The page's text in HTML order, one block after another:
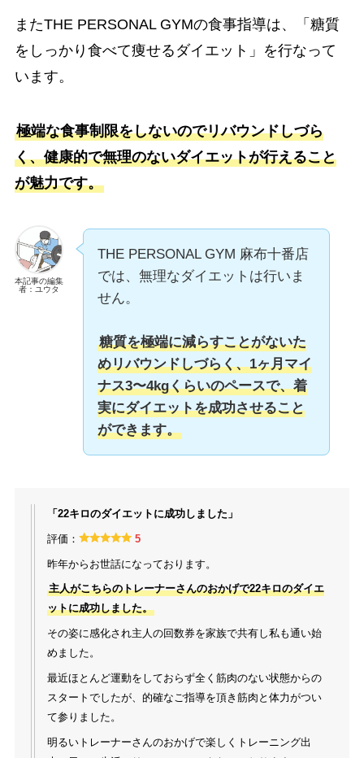
またTHE PERSONAL GYMの食事指導は、「糖質
をしっかり食べて痩せるダイエット」を行なって
います。
極端な食事制限をしないのでリバウンドしづら
く、健康的で無理のないダイエットが行えること
が魅力です。
本記事の編集
者：ユウタ
THE PERSONAL GYM 麻布十番店
では、無理なダイエットは行いま
せん。
糖質を極端に減らすことがないた
めリバウンドしづらく、1ヶ月マイ
ナス3〜4kgくらいのペースで、着
実にダイエットを成功させること
ができます。
「22キロのダイエットに成功しました」
評価： 5
昨年からお世話になっております。
主人がこちらのトレーナーさんのおかげで22キロのダイエ
ットに成功しました。
その姿に感化され主人の回数券を家族で共有し私も通い始
めました。
最近ほとんど運動をしておらず全く筋肉のない状態からの
スタートでしたが、的確なご指導を頂き筋肉と体力がつい
て参りました。
明るいトレーナーさんのおかげで楽しくトレーニング出